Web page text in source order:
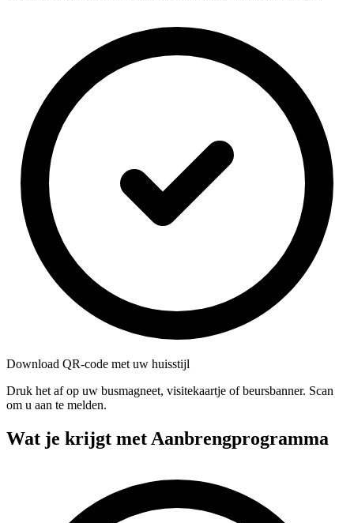
Download QR-code met uw huisstijl
Druk het af op uw busmagneet, visitekaartje of beursbanner. Scan
om u aan te melden.
Wat je krijgt met Aanbrengprogramma